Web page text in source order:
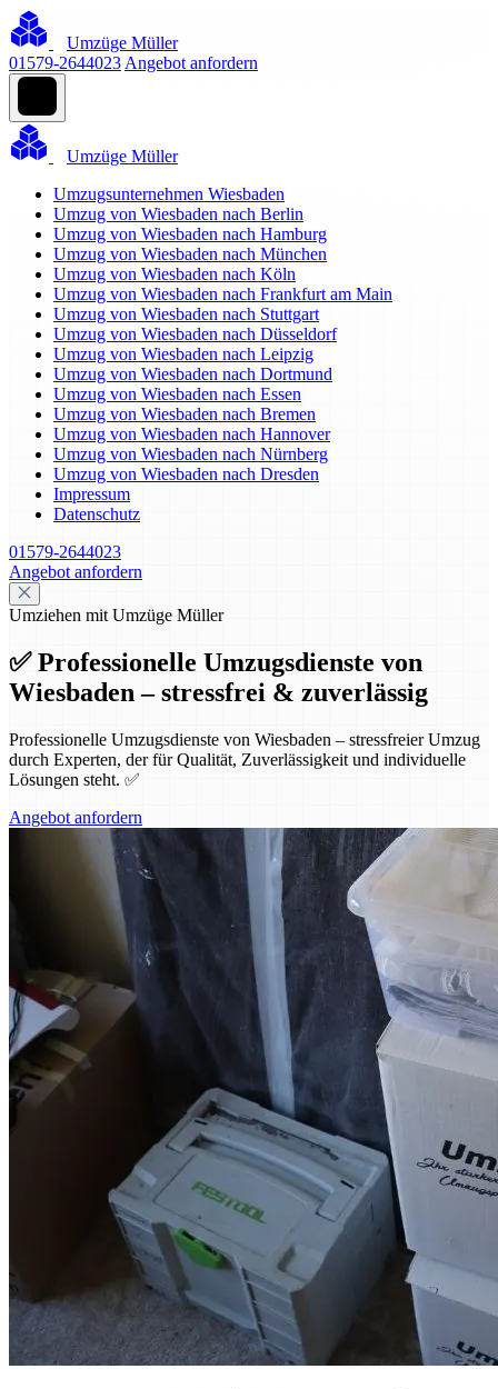
Umzüge Müller
01579-2644023 Angebot anfordern
Umzüge Müller
Umzugsunternehmen Wiesbaden
Umzug von Wiesbaden nach Berlin
Umzug von Wiesbaden nach Hamburg
Umzug von Wiesbaden nach München
Umzug von Wiesbaden nach Köln
Umzug von Wiesbaden nach Frankfurt am Main
Umzug von Wiesbaden nach Stuttgart
Umzug von Wiesbaden nach Düsseldorf
Umzug von Wiesbaden nach Leipzig
Umzug von Wiesbaden nach Dortmund
Umzug von Wiesbaden nach Essen
Umzug von Wiesbaden nach Bremen
Umzug von Wiesbaden nach Hannover
Umzug von Wiesbaden nach Nürnberg
Umzug von Wiesbaden nach Dresden
Impressum
Datenschutz
01579-2644023
Angebot anfordern
Umziehen mit Umzüge Müller
✅ Professionelle Umzugsdienste von
Wiesbaden – stressfrei & zuverlässig
Professionelle Umzugsdienste von Wiesbaden – stressfreier Umzug
durch Experten, der für Qualität, Zuverlässigkeit und individuelle
Lösungen steht. ✅
Angebot anfordern